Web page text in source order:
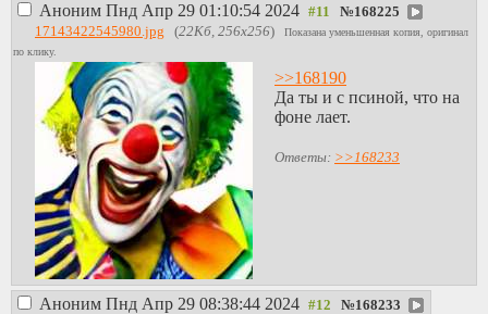
Аноним Пнд Апр 29 01:10:54 2024 №168225
17143422545980.jpg (22Кб, 256x256)
Показана уменьшенная копия, оригинал
по клику.
>>168190
Да ты и с псиной, что на
фоне лает.
Ответы: >>168233
Аноним Пнд Апр 29 08:38:44 2024 №168233